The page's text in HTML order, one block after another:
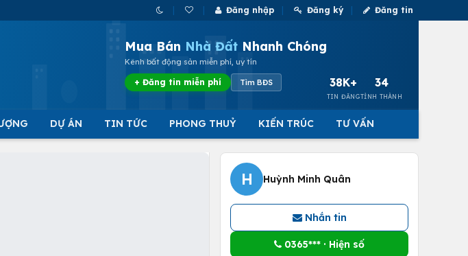
Đăng nhập Đăng ký Đăng tin
Mua Bán Nhà Đất Nhanh Chóng
Kênh bất động sản miễn phí, uy tín
+ Đăng tin miễn phí Tìm BĐS 38K+
TIN ĐĂNG
34
TỈNH THÀNH
DỰ ÁN TIN TỨC PHONG THUỶ KIẾN TRÚC TƯ VẤN
H Huỳnh Minh Quân
Nhắn tin
0365*** · Hiện số